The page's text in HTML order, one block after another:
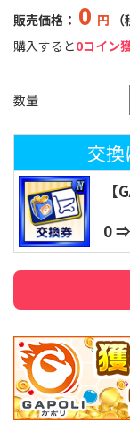
販売価格： 0 円
購入すると0コイン
数量
交
0 ⇒